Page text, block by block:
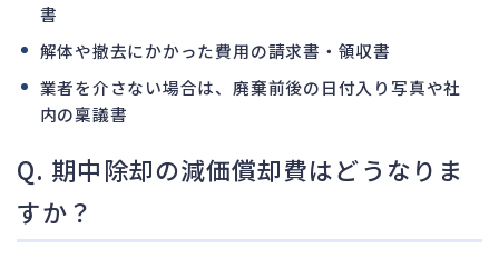
書
解体や撤去にかかった費用の請求書・領収書
業者を介さない場合は、廃棄前後の日付入り写真や社
内の稟議書
Q. 期中除却の減価償却費はどうなりま
すか？